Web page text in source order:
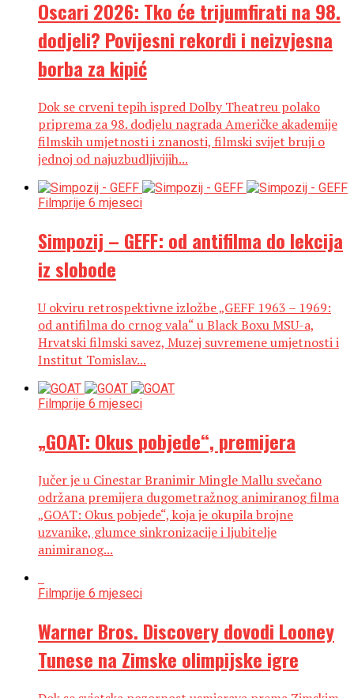
Oscari 2026: Tko će trijumfirati na 98.
dodjeli? Povijesni rekordi i neizvjesna
borba za kipić
Dok se crveni tepih ispred Dolby Theatreu polako
priprema za 98. dodjelu nagrada Američke akademije
filmskih umjetnosti i znanosti, filmski svijet bruji o
jednoj od najuzbudljivijih...
Filmprije 6 mjeseci
Simpozij – GEFF: od antifilma do lekcija
iz slobode
U okviru retrospektivne izložbe „GEFF 1963 – 1969:
od antifilma do crnog vala“ u Black Boxu MSU-a,
Hrvatski filmski savez, Muzej suvremene umjetnosti i
Institut Tomislav...
Filmprije 6 mjeseci
„GOAT: Okus pobjede“, premijera
Jučer je u Cinestar Branimir Mingle Mallu svečano
održana premijera dugometražnog animiranog filma
„GOAT: Okus pobjede“, koja je okupila brojne
uzvanike, glumce sinkronizacije i ljubitelje
animiranog...
Filmprije 6 mjeseci
Warner Bros. Discovery dovodi Looney
Tunese na Zimske olimpijske igre